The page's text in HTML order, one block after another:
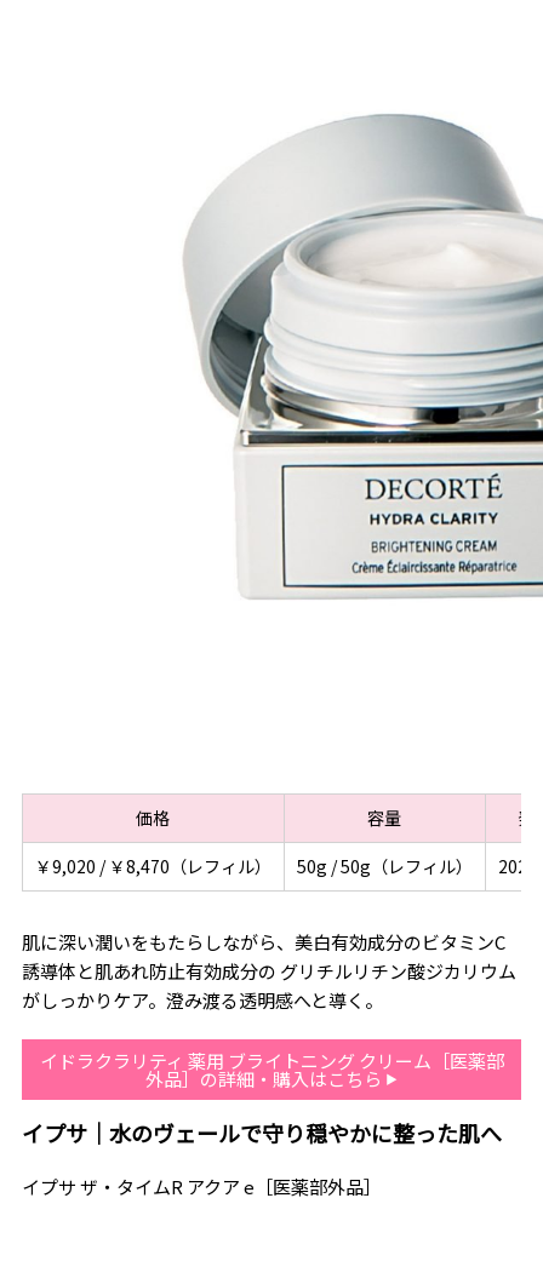
価格 容量
発
￥9,020 / ￥8,470（レフィル）
50g / 50g（レフィル）
肌に深い潤いをもたらしながら、美白有効成分のビタミンC
誘導体と肌あれ防止有効成分の グリチルリチン酸ジカリウム
がしっかりケア。澄み渡る透明感へと導く。
イドラクラリティ 薬用 ブライトニング クリーム［医薬部
外品］の詳細・購入はこちら
イプサ｜水のヴェールで守り穏やかに整った肌へ
イプサ ザ・タイムR アクア e［医薬部外品］